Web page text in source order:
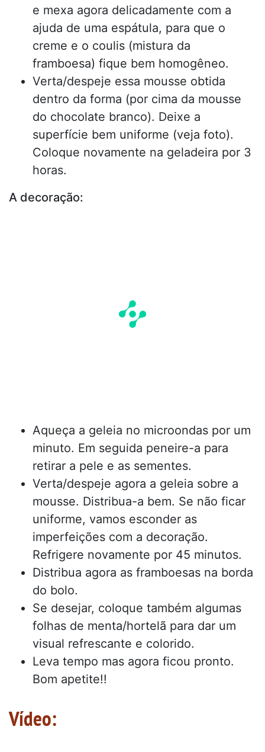
e mexa agora delicadamente com a
ajuda de uma espátula, para que o
creme e o coulis (mistura da
framboesa) fique bem homogêneo.
Verta/despeje essa mousse obtida
dentro da forma (por cima da mousse
do chocolate branco). Deixe a
superfície bem uniforme (veja foto).
Coloque novamente na geladeira por 3
horas.
A decoração:
Aqueça a geleia no microondas por um
minuto. Em seguida peneire-a para
retirar a pele e as sementes.
Verta/despeje agora a geleia sobre a
mousse. Distribua-a bem. Se não ficar
uniforme, vamos esconder as
imperfeições com a decoração.
Refrigere novamente por 45 minutos.
Distribua agora as framboesas na borda
do bolo.
Se desejar, coloque também algumas
folhas de menta/hortelã para dar um
visual refrescante e colorido.
Leva tempo mas agora ficou pronto.
Bom apetite!!
Vídeo: